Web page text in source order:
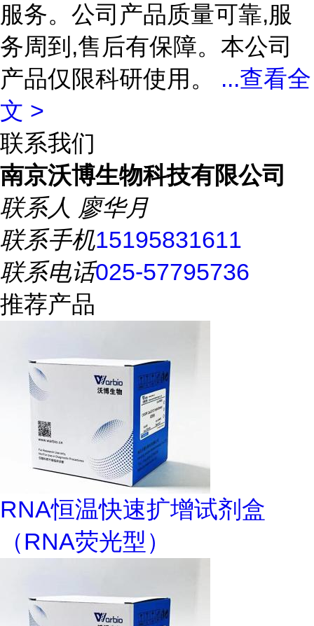
服务。公司产品质量可靠,服
务周到,售后有保障。本公司
产品仅限科研使用。 ...查看全
文 >
联系我们
南京沃博生物科技有限公司
联系人 廖华月
联系手机15195831611
联系电话025-57795736
推荐产品
RNA恒温快速扩增试剂盒
（RNA荧光型）